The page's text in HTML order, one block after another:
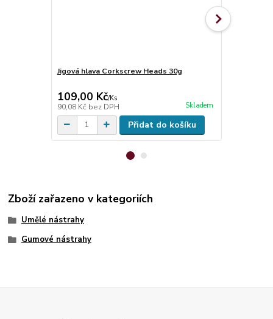
Jigová hlava Corkscrew Heads 30g
109,00 Kč/Ks
90,08 Kč bez DPH Skladem
Přidat do košíku
Zboží zařazeno v kategoriích
Umělé nástrahy
Gumové nástrahy